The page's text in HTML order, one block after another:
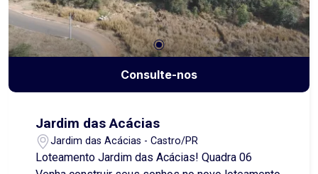
Consulte-nos
Jardim das Acácias
Jardim das Acácias - Castro/PR
Loteamento Jardim das Acácias! Quadra 06